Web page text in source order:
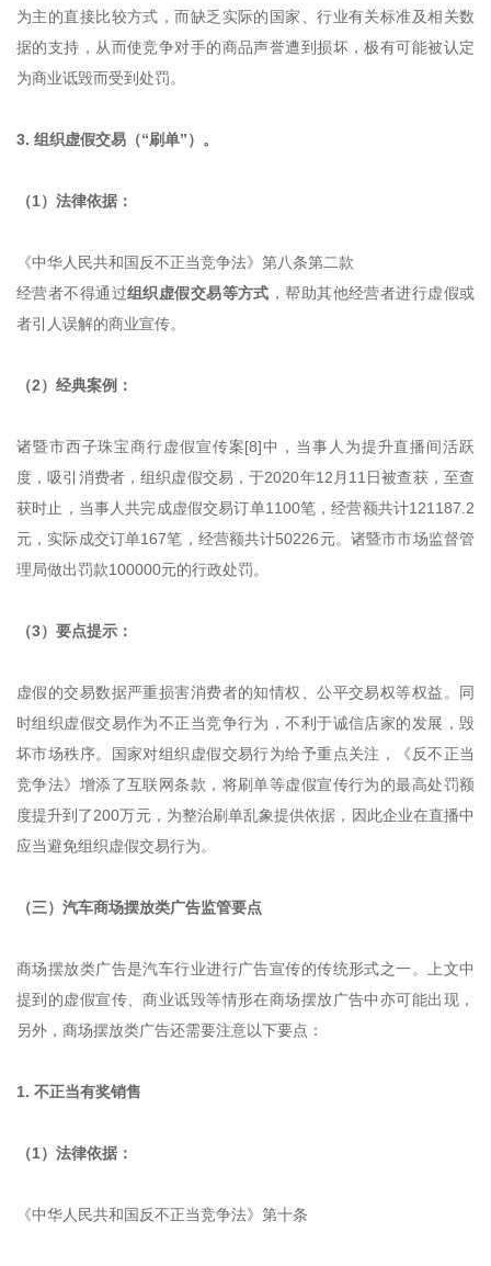
为主的直接比较方式，而缺乏实际的国家、行业有关标准及相关数
据的支持，从而使竞争对手的商品声誉遭到损坏，极有可能被认定
为商业诋毁而受到处罚。
3. 组织虚假交易（“刷单”）。
（1）法律依据：
《中华人民共和国反不正当竞争法》第八条第二款
经营者不得通过组织虚假交易等方式 ，帮助其他经营者进行虚假或
者引人误解的商业宣传。
（2）经典案例：
诸暨市西子珠宝商行虚假宣传案[8]中，当事人为提升直播间活跃
度，吸引消费者，组织虚假交易，于2020年12月11日被查获，至查
获时止，当事人共完成虚假交易订单1100笔，经营额共计121187.2
元，实际成交订单167笔，经营额共计50226元。诸暨市市场监督管
理局做出罚款100000元的行政处罚。
（3）要点提示：
虚假的交易数据严重损害消费者的知情权、公平交易权等权益。同
时组织虚假交易作为不正当竞争行为，不利于诚信店家的发展，毁
坏市场秩序。国家对组织虚假交易行为给予重点关注，《反不正当
竞争法》增添了互联网条款，将刷单等虚假宣传行为的最高处罚额
度提升到了200万元，为整治刷单乱象提供依据，因此企业在直播中
应当避免组织虚假交易行为。
（三）汽车商场摆放类广告监管要点
商场摆放类广告是汽车行业进行广告宣传的传统形式之一。上文中
提到的虚假宣传、商业诋毁等情形在商场摆放广告中亦可能出现，
另外，商场摆放类广告还需要注意以下要点：
1. 不正当有奖销售
（1）法律依据：
《中华人民共和国反不正当竞争法》第十条